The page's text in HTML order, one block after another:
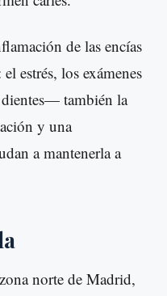
de las encías
estrés, los exámenes
también la
y una
a mantenerla a
norte de Madrid,